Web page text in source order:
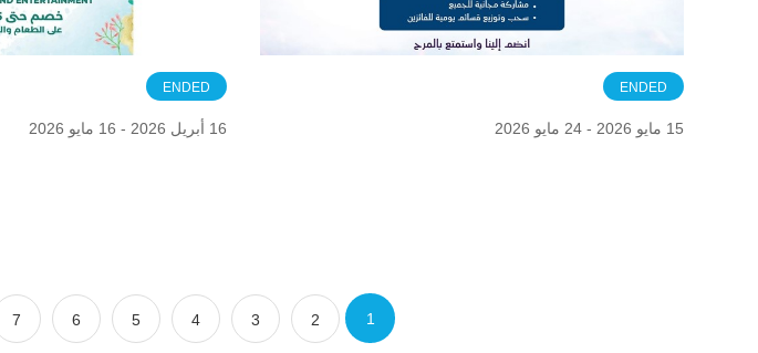
ENDED
15 مايو 2026 - 24 مايو 2026
ENDED
16 أبريل 2026 - 16 مايو 2026
1
2
3
4
5
6
7